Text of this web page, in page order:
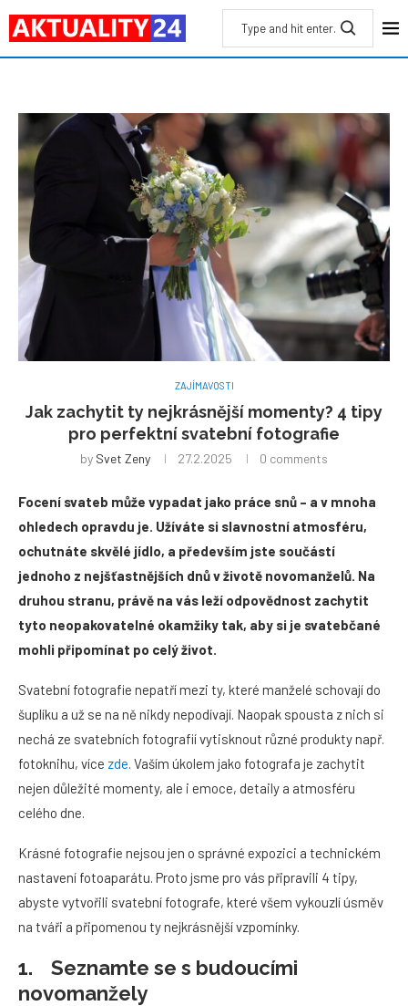
ZAJÍMAVOSTI
Jak zachytit ty nejkrásnější momenty? 4 tipy
pro perfektní svatební fotografie
by Svet Zeny 27.2.2025 0 comments
Focení svateb může vypadat jako práce snů – a v mnoha
ohledech opravdu je. Užíváte si slavnostní atmosféru,
ochutnáte skvělé jídlo, a především jste součástí
jednoho z nejšťastnějších dnů v životě novomanželů. Na
druhou stranu, právě na vás leží odpovědnost zachytit
tyto neopakovatelné okamžiky tak, aby si je svatebčané
mohli připomínat po celý život.
Svatební fotografie nepatří mezi ty, které manželé schovají do
šuplíku a už se na ně nikdy nepodívají. Naopak spousta z nich si
nechá ze svatebních fotografií vytisknout různé produkty např.
fotoknihu, více zde. Vaším úkolem jako fotografa je zachytit
nejen důležité momenty, ale i emoce, detaily a atmosféru
celého dne.
Krásné fotografie nejsou jen o správné expozici a technickém
nastavení fotoaparátu. Proto jsme pro vás připravili 4 tipy,
abyste vytvořili svatební fotografe, které všem vykouzlí úsměv
na tváři a připomenou ty nejkrásnější vzpomínky.
1. Seznamte se s budoucími
novomanžely